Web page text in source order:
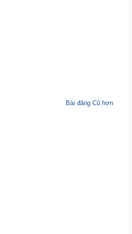
Bài đăng Cũ hơn